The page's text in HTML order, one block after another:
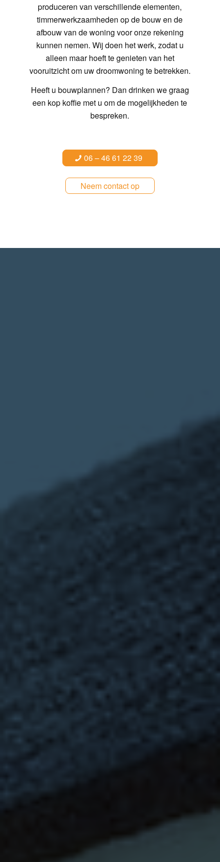
produceren van verschillende elementen,
timmerwerkzaamheden op de bouw en de
afbouw van de woning voor onze rekening
kunnen nemen. Wij doen het werk, zodat u
alleen maar hoeft te genieten van het
vooruitzicht om uw droomwoning te betrekken.
Heeft u bouwplannen? Dan drinken we graag
een kop koffie met u om de mogelijkheden te
bespreken.
06 – 46 61 22 39
Neem contact op